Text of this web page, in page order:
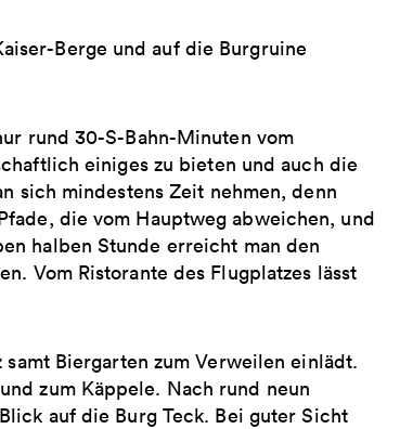
Berge und auf die Burgruine
rund 30-S-Bahn-Minuten vom
einiges zu bieten und auch die
sich mindestens Zeit nehmen, denn
die vom Hauptweg abweichen, und
halben Stunde erreicht man den
Vom Ristorante des Flugplatzes lässt
Biergarten zum Verweilen einlädt.
zum Käppele. Nach rund neun
auf die Burg Teck. Bei guter Sicht